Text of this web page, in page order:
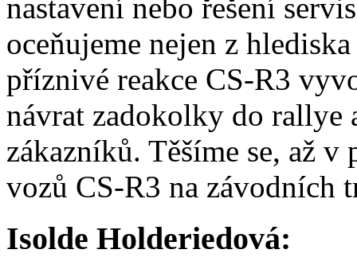
nastavení nebo řešení
oceňujeme nejen z
příznivé reakce CS-R3
návrat zadokolky do rallye
zákazníků. Těšíme se, až
vozů CS-R3 na závodních
Isolde Holderiedová: